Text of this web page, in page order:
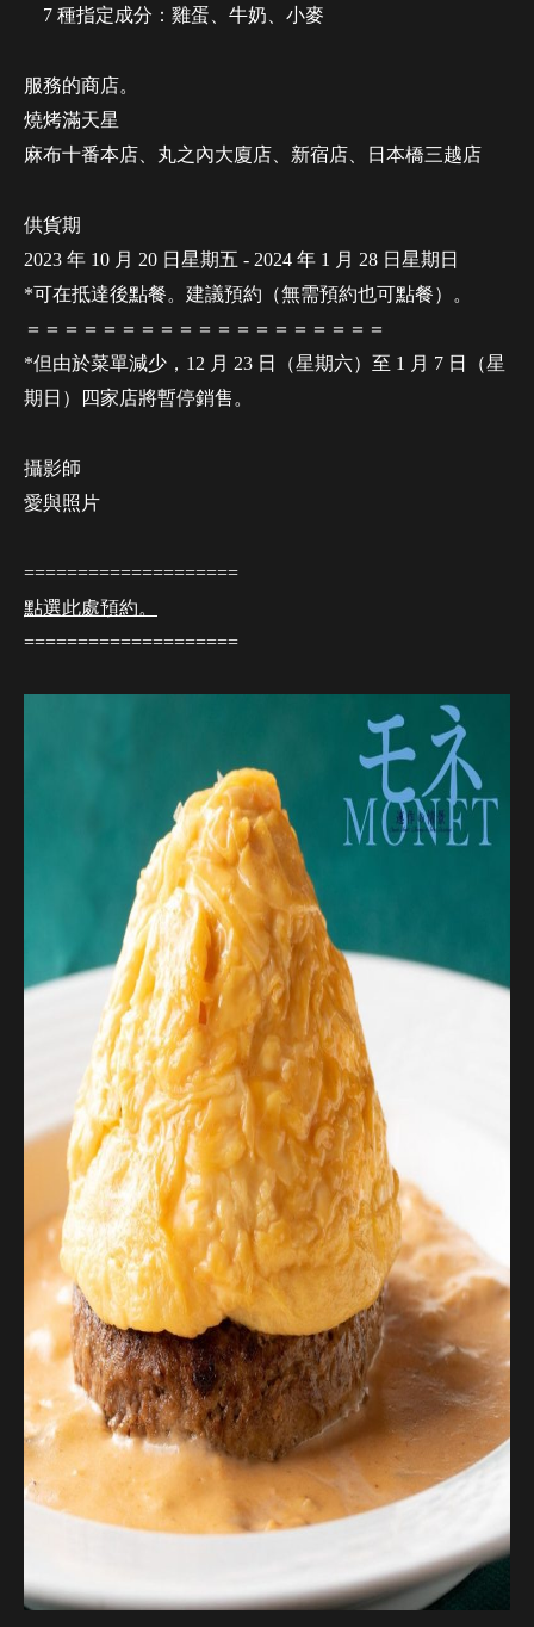
7 種指定成分：雞蛋、牛奶、小麥
服務的商店。
燒烤滿天星
麻布十番本店、丸之內大廈店、新宿店、日本橋三越店
供貨期
2023 年 10 月 20 日星期五 - 2024 年 1 月 28 日星期日
*可在抵達後點餐。建議預約（無需預約也可點餐）。
＝＝＝＝＝＝＝＝＝＝＝＝＝＝＝＝＝＝＝
*但由於菜單減少，12 月 23 日（星期六）至 1 月 7 日（星
期日）四家店將暫停銷售。
攝影師
愛與照片
====================
點選此處預約。
====================